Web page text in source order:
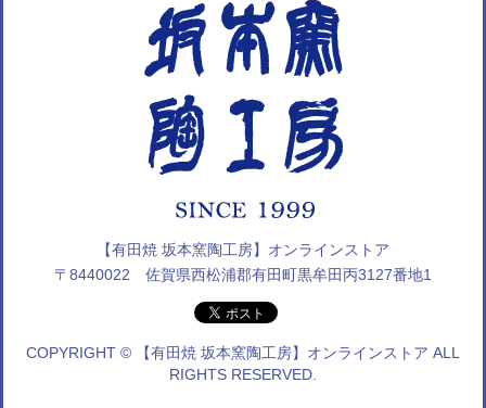
【有田焼 坂本窯陶工房】オンラインストア
〒8440022 佐賀県西松浦郡有田町黒牟田丙3127番地1
COPYRIGHT © 【有田焼 坂本窯陶工房】オンラインストア ALL
RIGHTS RESERVED.